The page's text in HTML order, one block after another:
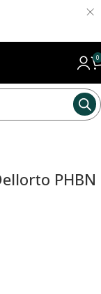
×
0
onderdelen
PHBN